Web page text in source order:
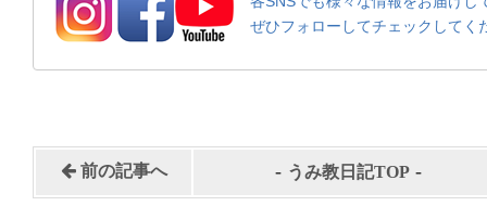
ぜひフォローしてチェックしてく
前の記事へ - うみ教日記TOP -